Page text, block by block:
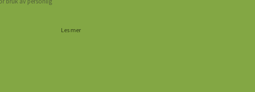
Les mer